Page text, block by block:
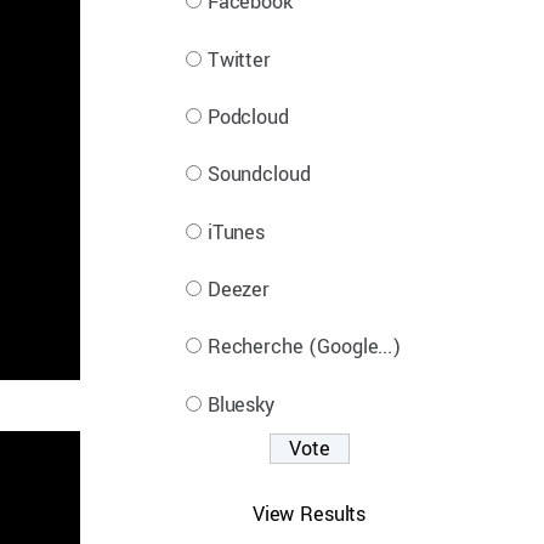
Twitter
Podcloud
Soundcloud
iTunes
Deezer
Recherche (Google...)
Bluesky
View Results